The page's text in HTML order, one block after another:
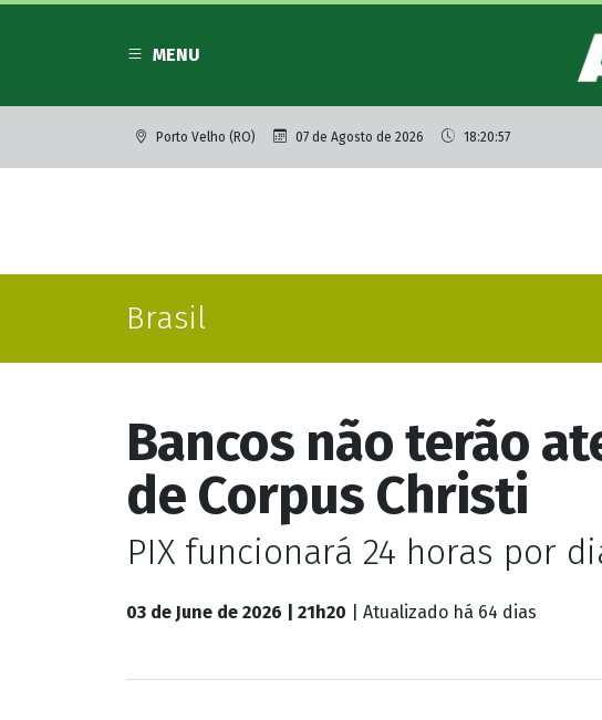
MENU
Porto Velho (RO) 07 de Agosto de 2026 18:20:57
Brasil
Bancos não terão
de Corpus Christi
PIX funcionará 24 horas por
03 de June de 2026 | 21h20 | Atualizado há 64 dias